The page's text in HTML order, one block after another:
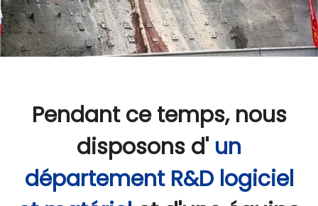
Pendant ce temps, nous
disposons d' un
département R&D logiciel